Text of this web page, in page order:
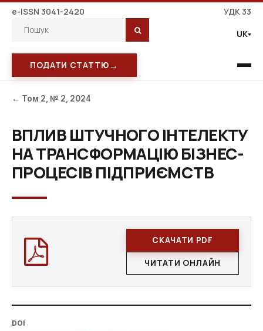
e-ISSN 3041-2420 УДК 33
UK
ПОДАТИ СТАТТЮ →
← Том 2, № 2, 2024
ВПЛИВ ШТУЧНОГО ІНТЕЛЕКТУ
НА ТРАНСФОРМАЦІЮ БІЗНЕС-
ПРОЦЕСІВ ПІДПРИЄМСТВ
СКАЧАТИ PDF
ЧИТАТИ ОНЛАЙН
DOI